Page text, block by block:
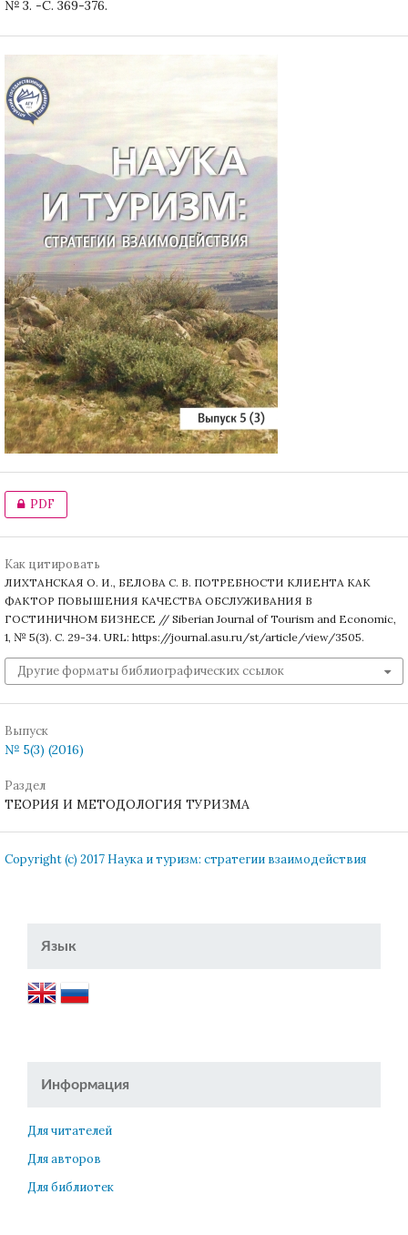
№ 3. -С. 369-376.
PDF
Как цитировать
ЛИХТАНСКАЯ О. И., БЕЛОВА С. В. ПОТРЕБНОСТИ КЛИЕНТА КАК
ФАКТОР ПОВЫШЕНИЯ КАЧЕСТВА ОБСЛУЖИВАНИЯ В
ГОСТИНИЧНОМ БИЗНЕСЕ // Siberian Journal of Tourism and Economic,
1, № 5(3). С. 29-34. URL: https://journal.asu.ru/st/article/view/3505.
Другие форматы библиографических ссылок
Выпуск
№ 5(3) (2016)
Раздел
ТЕОРИЯ И МЕТОДОЛОГИЯ ТУРИЗМА
Copyright (c) 2017 Наука и туризм: стратегии взаимодействия
Язык
Информация
Для читателей
Для авторов
Для библиотек